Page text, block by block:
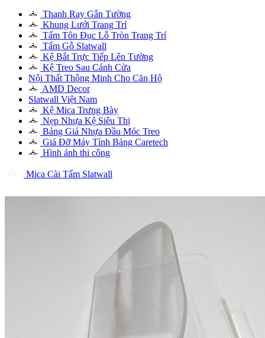
Thanh Ray Gắn Tường
Khung Lưới Trang Trí
Tấm Tôn Đục Lỗ Tròn Trang Trí
Tấm Gỗ Slatwall
Kệ Bắt Trực Tiếp Lên Tường
Kệ Treo Sau Cánh Cửa
Nội Thất Thông Minh Cho Căn Hộ
AMD Decor
Slatwall Việt Nam
Kệ Mica Trưng Bày
Nẹp Nhựa Kệ Siêu Thị
Bảng Giá Nhựa Đầu Móc Treo
Giá Đỡ Máy Tính Bảng Caretech
Hình ảnh thi công
Mica Cài Tấm Slatwall